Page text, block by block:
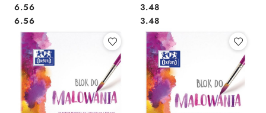
Cena:
6.56
Cena:
6.56
Cena:
3.48
Cena:
3.48